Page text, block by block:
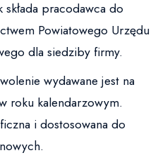
pracodawca do
Powiatowego Urzędu
dla siedziby firmy.
wydawane jest na
roku kalendarzowym.
i dostosowana do